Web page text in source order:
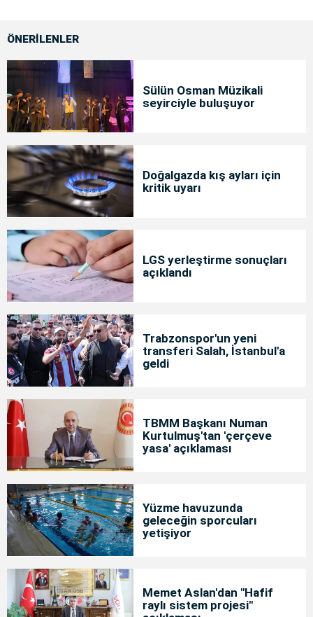
ÖNERİLENLER
Sülün Osman Müzikali
seyirciyle buluşuyor
Doğalgazda kış ayları için
kritik uyarı
LGS yerleştirme sonuçları
açıklandı
Trabzonspor'un yeni
transferi Salah, İstanbul'a
geldi
TBMM Başkanı Numan
Kurtulmuş'tan 'çerçeve
yasa' açıklaması
Yüzme havuzunda
geleceğin sporcuları
yetişiyor
Memet Aslan'dan "Hafif
raylı sistem projesi"